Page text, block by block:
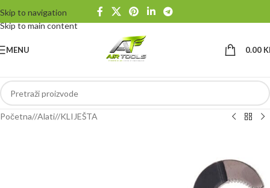
Skip to navigation
Skip to main content
MENU 0.00
Početna/ Alati/ KLIJEŠTA